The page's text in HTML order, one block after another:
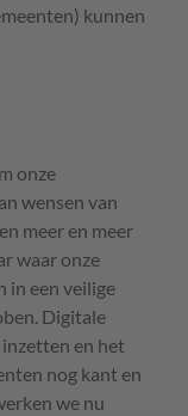
kunnen
onze
wensen van
meer en meer
waar onze
in een veilige
Digitale
en het
nog kant en
we nu